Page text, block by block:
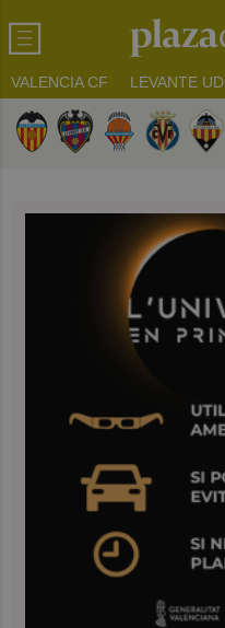
VALENCIA CF LEVANTE UD